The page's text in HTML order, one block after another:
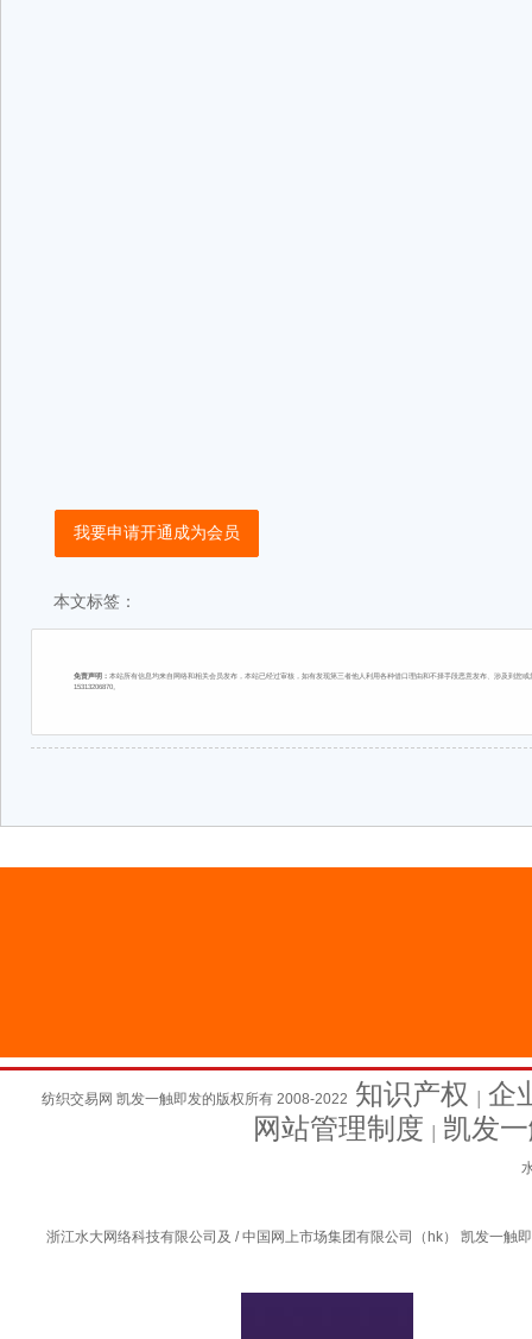
我要申请开通成为会员
本文标签：
免责声明： 本站所有信息均来自网络和相关会员发布，本站已经过审核，如有发现第三者他人利用各种借口理由和不择手段恶意发布、涉及到
15313206870。
纺织交易网 凯发一触即发的版权所有 2008-2022 知识产权
企
网站管理制度
凯发
浙江水大网络科技有限公司及 / 中国网上市场集团有限公司（hk） 凯发一触